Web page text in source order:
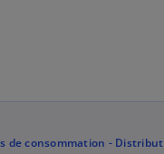
de consommation -